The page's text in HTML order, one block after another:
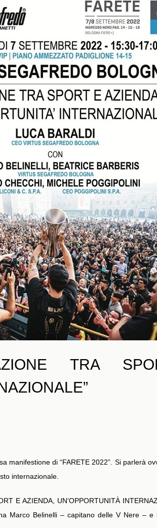
TRA
manifestione di “FARETE 2022”. Si parlerà
internazionale.
E AZIENDA, UN’OPPORTUNITÀ
Marco Belinelli – capitano delle V Nere –